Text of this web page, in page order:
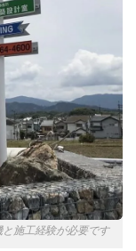
と施工経験が必要です